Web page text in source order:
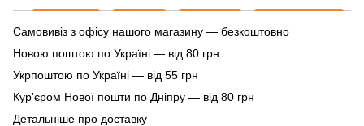
Самовивіз з офісу нашого магазину — безкоштовно
Новою поштою по Україні — від 80 грн
Укрпоштою по Україні — від 55 грн
Кур'єром Нової пошти по Дніпру — від 80 грн
Детальніше про доставку